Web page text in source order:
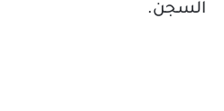
السجن.